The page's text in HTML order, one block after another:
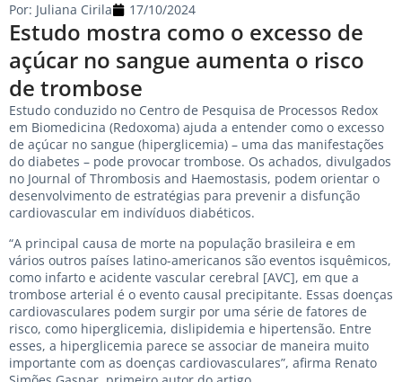
Estudo mostra como o excesso de
açúcar no sangue aumenta o risco
de trombose
Por: Juliana Cirila 17/10/2024
Estudo conduzido no Centro de Pesquisa de Processos Redox
em Biomedicina (Redoxoma) ajuda a entender como o excesso
de açúcar no sangue (hiperglicemia) – uma das manifestações
do diabetes – pode provocar trombose. Os achados, divulgados
no Journal of Thrombosis and Haemostasis, podem orientar o
desenvolvimento de estratégias para prevenir a disfunção
cardiovascular em indivíduos diabéticos.
“A principal causa de morte na população brasileira e em
vários outros países latino-americanos são eventos isquêmicos,
como infarto e acidente vascular cerebral [AVC], em que a
trombose arterial é o evento causal precipitante. Essas doenças
cardiovasculares podem surgir por uma série de fatores de
risco, como hiperglicemia, dislipidemia e hipertensão. Entre
esses, a hiperglicemia parece se associar de maneira muito
importante com as doenças cardiovasculares”, afirma Renato